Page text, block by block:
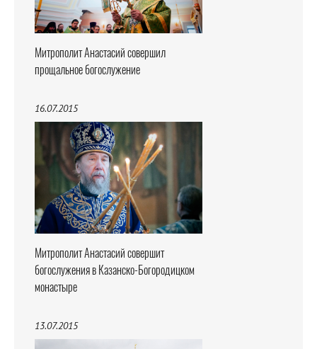
Митрополит Анастасий совершил
прощальное богослужение
16.07.2015
Митрополит Анастасий совершит
богослужения в Казанско-Богородицком
монастыре
13.07.2015